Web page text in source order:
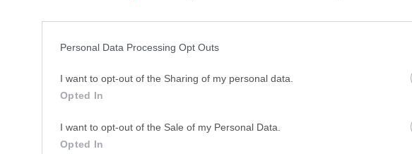
Personal Data Processing Opt Outs
I want to opt-out of the Sharing of my personal data.
Opted In
I want to opt-out of the Sale of my Personal Data.
Opted In
Acerca de Shark007 Codecs
Shark007 Codecs es una utilidad multimedia para PC optimizada diseñada para
de reproducción multimedia en PC al proporcionar un soporte integral de códecs
su paquete de códecs, asegurando siempre una reproducción multimedia fluida y
Zip para descomprimir archivos .7z.Tanto ADVANCED como STANDARD han sido